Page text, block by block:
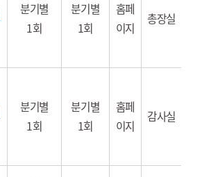
분기별
1회
분기별
1회
홈페
이지
총장실
분기별
1회
분기별
1회
홈페
이지
감사실